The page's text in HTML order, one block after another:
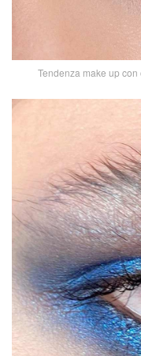
Tendenza make up